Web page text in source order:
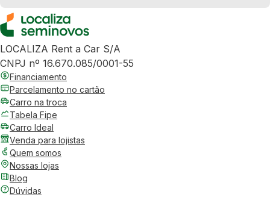
LOCALIZA Rent a Car S/A
CNPJ nº 16.670.085/0001-55
Financiamento
Parcelamento no cartão
Carro na troca
Tabela Fipe
Carro Ideal
Venda para lojistas
Quem somos
Nossas lojas
Blog
Dúvidas